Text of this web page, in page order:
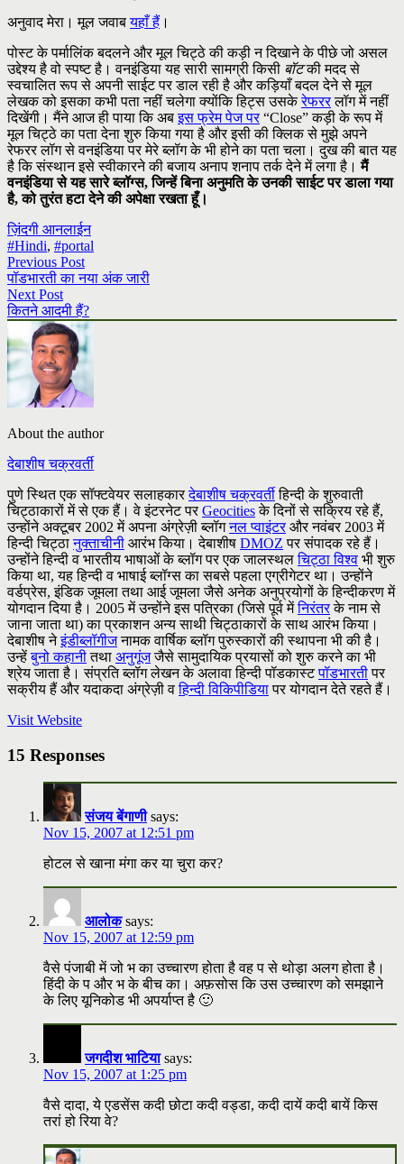
अनुवाद मेरा। मूल जवाबयहाँ हैं ।
पोस्ट के पर्मालिंक बदलने और मूल चिट्ठे की कड़ी न दिखाने के पीछे जो असल
उद्देश्य है वो स्पष्ट है। वनइंडिया यह सारी सामग्री किसी बॉटकी मदद से
स्वचालित रूप से अपनी साईट पर डाल रही है और कड़ियाँ बदल देने से मूल
लेखक को इसका कभी पता नहीं चलेगा क्योंकि हिट्स उसकेरेफररलॉग में नहीं
दिखेंगी। मैंने आज ही पाया कि अबइस फ्रेम पेज पर“Close” कड़ी के रूप में
मूल चिट्ठे का पता देना शुरु किया गया है और इसी की क्लिक से मुझे अपने
रेफरर लॉग से वनइंडिया पर मेरे ब्लॉग के भी होने का पता चला। दुख की बात यह
है कि संस्थान इसे स्वीकारने की बजाय अनाप शनाप तर्क देने में लगा है।मैं
वनइंडिया से यह सारे ब्लॉग्स, जिन्हें बिना अनुमति के उनकी साईट पर डाला गया
है, को तुरंत हटा देने की अपेक्षा रखता हूँ।
ज़िंदगी आनलाईन
#Hindi, #portal
Previous Post
पॉडभारती का नया अंक जारी
Next Post
कितने आदमी हैं?
About the author
देबाशीष चक्रवर्ती
पुणे स्थित एक सॉफ्टवेयर सलाहकारदेबाशीष चक्रवर्तीहिन्दी के शुरुवाती
चिट्ठाकारों में से एक हैं। वे इंटरनेट परGeocitiesके दिनों से सक्रिय रहे हैं,
उन्होंने अक्टूबर 2002 में अपना अंग्रेज़ी ब्लॉगनल प्वाइंटरऔर नवंबर 2003 में
हिन्दी चिट्ठानुक्ताचीनी आरंभ किया। देबाशीष DMOZ पर संपादक रहे हैं।
उन्होंने हिन्दी व भारतीय भाषाओं के ब्लॉग पर एक जालस्थलचिट्ठा विश्व भी शुरु
किया था, यह हिन्दी व भाषाई ब्लॉग्स का सबसे पहला एग्रीगेटर था। उन्होंने
वर्डप्रेस, इंडिक जूमला तथा आई जूमला जैसे अनेक अनुप्रयोगों के हिन्दीकरण में
योगदान दिया है। 2005 में उन्होंने इस पत्रिका (जिसे पूर्व मेंनिरंतरके नाम से
जाना जाता था) का प्रकाशन अन्य साथी चिट्ठाकारों के साथ आरंभ किया।
देबाशीष नेइंडीब्लॉगीजनामक वार्षिक ब्लॉग पुरुस्कारों की स्थापना भी की है।
उन्हेंबुनो कहानीतथा अनुगूंजजैसे सामुदायिक प्रयासों को शुरु करने का भी
श्रेय जाता है। संप्रति ब्लॉग लेखन के अलावा हिन्दी पॉडकास्टपॉडभारतीपर
सक्रीय हैं और यदाकदा अंग्रेज़ी वहिन्दी विकिपीडियापर योगदान देते रहते हैं।
Visit Website
15 Responses
संजय बेंगाणी says:
Nov 15, 2007 at 12:51 pm
होटल से खाना मंगा कर या चुरा कर?
आलोक says:
Nov 15, 2007 at 12:59 pm
वैसे पंजाबी में जो भ का उच्चारण होता है वह प से थोड़ा अलग होता है।
हिंदी के प और भ के बीच का। अफ़सोस कि उस उच्चारण को समझाने
के लिए यूनिकोड भी अपर्याप्त है 🙂
जगदीश भाटिया says:
Nov 15, 2007 at 1:25 pm
वैसे दादा, ये एडसेंस कदी छोटा कदी वड्डा, कदी दायें कदी बायें किस
तरां हो रिया वे?